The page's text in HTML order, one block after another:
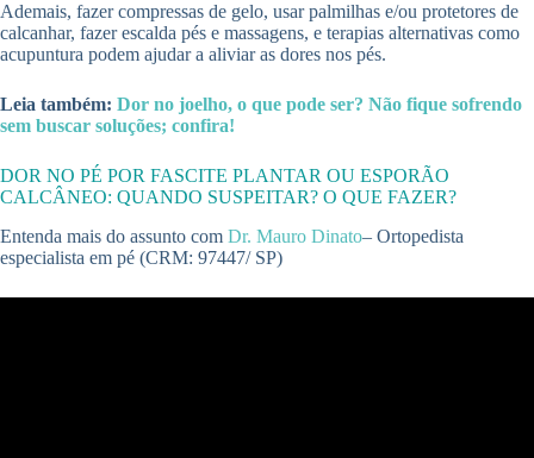
Ademais, fazer compressas de gelo, usar palmilhas e/ou protetores de
calcanhar, fazer escalda pés e massagens, e terapias alternativas como
acupuntura podem ajudar a aliviar as dores nos pés.
Leia também: Dor no joelho, o que pode ser? Não fique sofrendo
sem buscar soluções; confira!
DOR NO PÉ POR FASCITE PLANTAR OU ESPORÃO
CALCÂNEO: QUANDO SUSPEITAR? O QUE FAZER?
Entenda mais do assunto com Dr. Mauro Dinato– Ortopedista
especialista em pé (CRM: 97447/ SP)